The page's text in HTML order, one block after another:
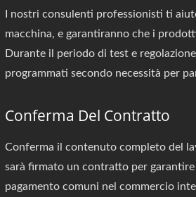
I nostri consulenti professionisti ti
macchina, e garantiranno che i
Durante il periodo di test e
programmati secondo necessità per
Conferma Del Contratto
Conferma il contenuto completo del
sarà firmato un contratto per
pagamento comuni nel commercio